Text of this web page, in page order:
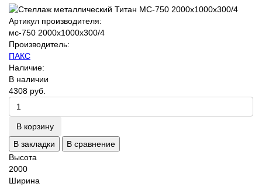
Артикул производителя:
мс-750 2000х1000х300/4
Производитель:
ПАКС
Наличие:
В наличии
4308 руб.
В корзину
В закладки
В сравнение
Высота
2000
Ширина